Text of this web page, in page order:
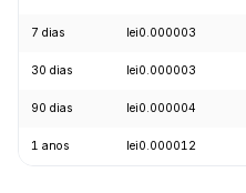
7 dias lei0.000003
30 dias lei0.000003
90 dias lei0.000004
1 anos lei0.000012